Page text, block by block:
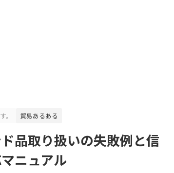
。
貿易あるある
品取り扱いの失敗例と信
ニュアル